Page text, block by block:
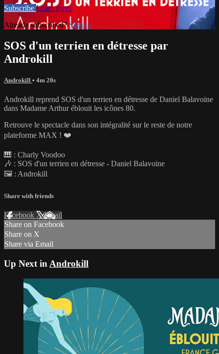
Subscribe Learn more
Already subscribed? Sign in
SOS d'un terrien en détresse par
Androkill
Androkill • 4m 20s
Androkill reprend SOS d'un terrien en détresse de Daniel Balavoine
dans Madame Arthur éblouit les icônes 80.
Retrouve le spectacle dans son intégralité sur le reste de notre
plateforme MAX ! ❤️
🎹 : Charly Voodoo
🎶 : SOS d'un terrien en détresse - Daniel Balavoine
🖼️ : Androkill
Share with friends
Facebook XEmail
Share on Facebook
Share on X
Share via Email
Up Next in Androkill